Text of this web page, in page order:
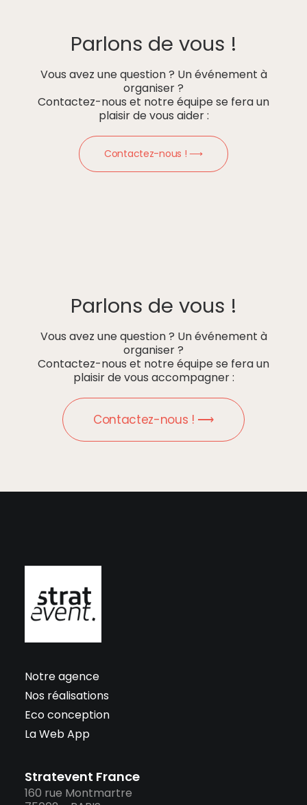
Parlons de vous !
Vous avez une question ? Un événement à
organiser ?
Contactez-nous et notre équipe se fera un
plaisir de vous aider :
Contactez-nous ! ⟶
Parlons de vous !
Vous avez une question ? Un événement à
organiser ?
Contactez-nous et notre équipe se fera un
plaisir de vous accompagner :
Contactez-nous ! ⟶
Notre agence
Nos réalisations
Eco conception
La Web App
Stratevent France
160 rue Montmartre